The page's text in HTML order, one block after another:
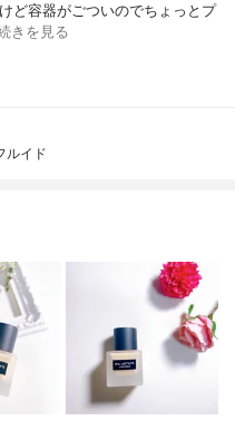
ど容器がごついのでちょっとプ
きを見る
ルイド